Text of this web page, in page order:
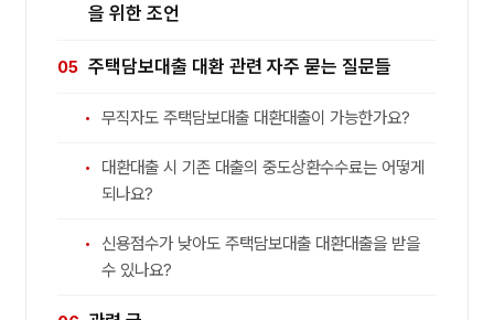
을 위한 조언
주택담보대출 대환 관련 자주 묻는 질문들
무직자도 주택담보대출 대환대출이 가능한가요?
대환대출 시 기존 대출의 중도상환수수료는 어떻게
되나요?
신용점수가 낮아도 주택담보대출 대환대출을 받을
수 있나요?